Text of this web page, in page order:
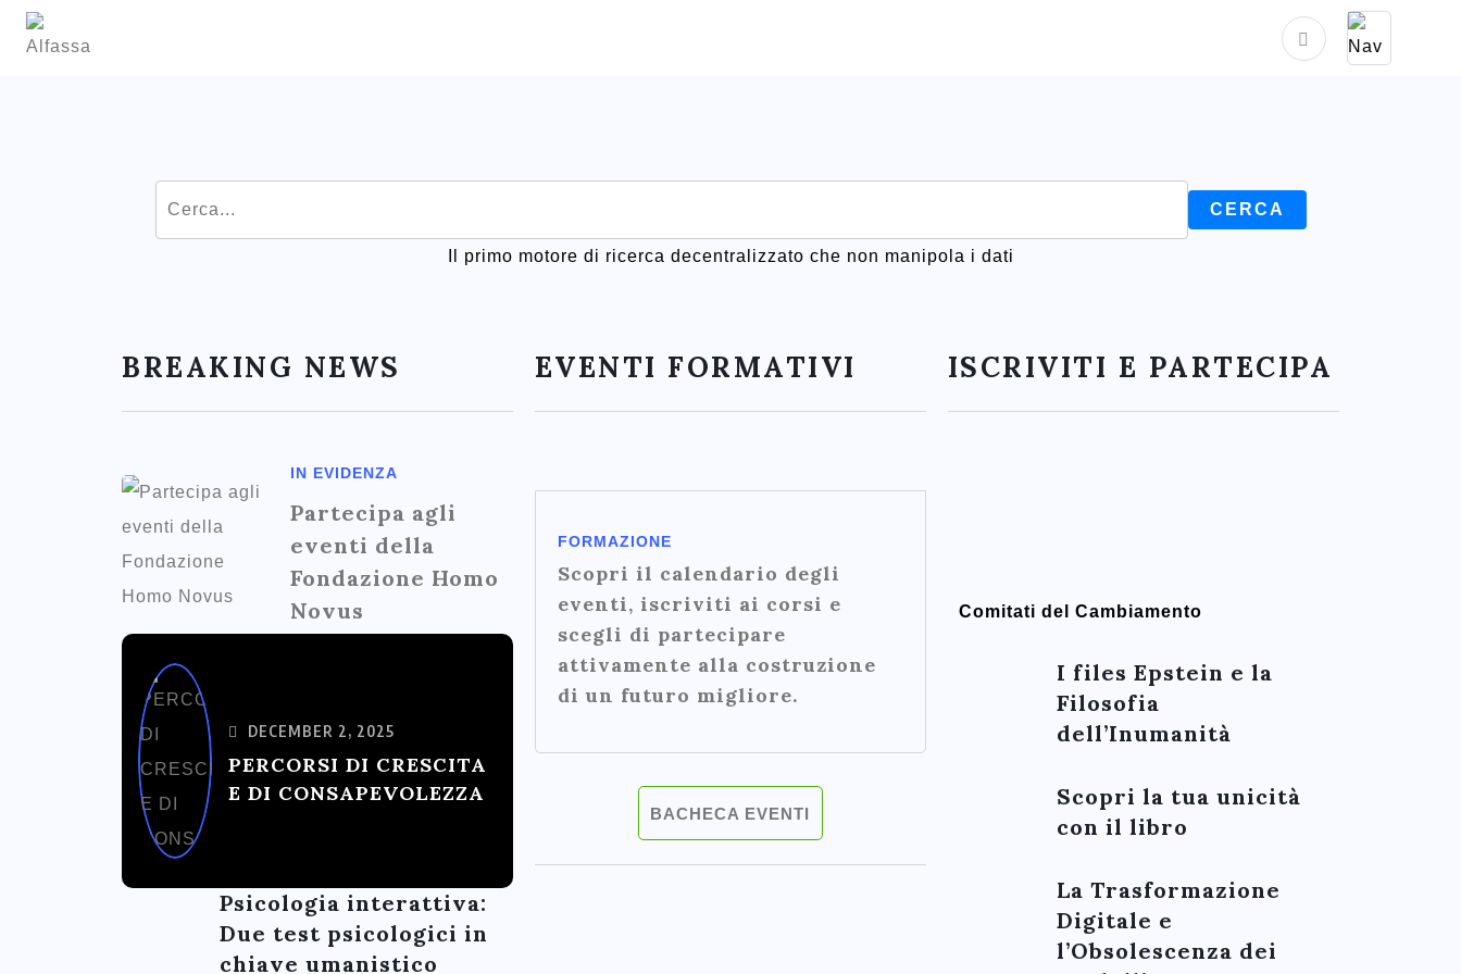
Il primo motore di ricerca decentralizzato che non manipola i dati
BREAKING NEWS
IN EVIDENZA
Partecipa agli
eventi della
Fondazione Homo
Novus
DECEMBER 2, 2025
PERCORSI DI CRESCITA
E DI CONSAPEVOLEZZA
Psicologia interattiva:
Due test psicologici in
chiave umanistico
EVENTI FORMATIVI
FORMAZIONE
Scopri il calendario degli
eventi, iscriviti ai corsi e
scegli di partecipare
attivamente alla costruzione
di un futuro migliore.
BACHECA EVENTI
ISCRIVITI E PARTECIPA
Comitati del Cambiamento
I files Epstein e la
Filosofia
dell’Inumanità
Scopri la tua unicità
con il libro
La Trasformazione
Digitale e
l’Obsolescenza dei